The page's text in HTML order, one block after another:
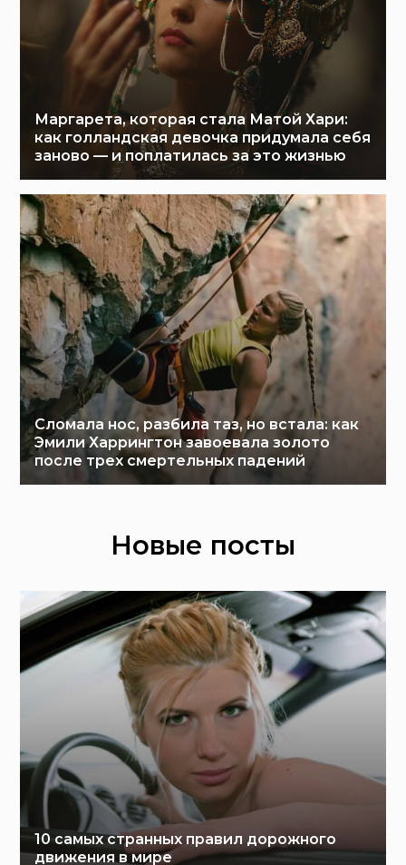
Маргарета, которая стала Матой Хари:
как голландская девочка придумала себя
заново — и поплатилась за это жизнью
Сломала нос, разбила таз, но встала: как
Эмили Харрингтон завоевала золото
после трех смертельных падений
Новые посты
10 самых странных правил дорожного
движения в мире